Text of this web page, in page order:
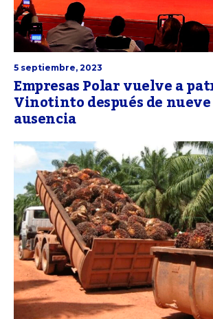
5 septiembre, 2023
Empresas Polar vuelve a
Vinotinto después de nueve
ausencia